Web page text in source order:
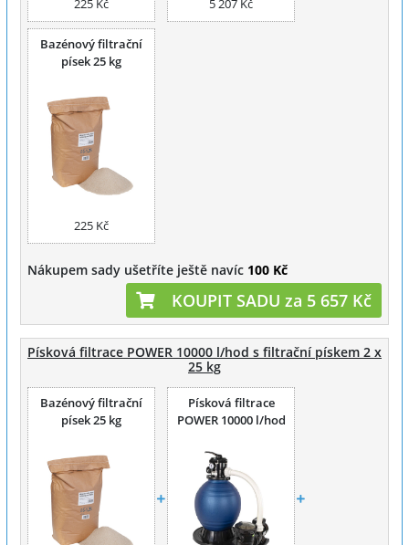
225 Kč 5 207 Kč
Bazénový filtrační
písek 25 kg
225 Kč
Nákupem sady ušetříte ještě navíc 100 Kč
KOUPIT SADU za 5 657 Kč
Písková filtrace POWER 10000 l/hod s filtrační pískem 2 x
25 kg
Bazénový filtrační
písek 25 kg
Písková filtrace
POWER 10000 l/hod